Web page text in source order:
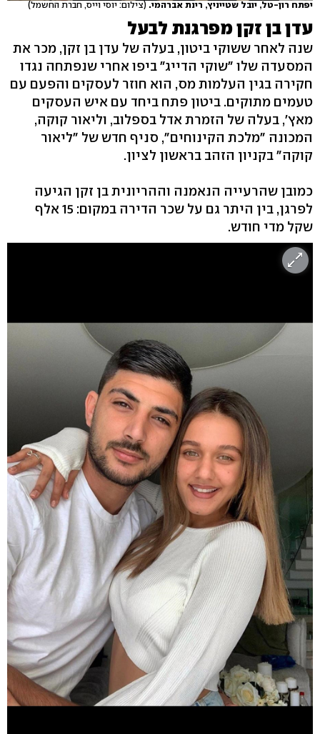
יפתח רון-טל, יובל שטייניץ, רינת אברהמי. (צילום: יוסי וייס, חברת החשמל)
עדן בן זקן מפרגנת לבעל
שנה לאחר ששוקי ביטון, בעלה של עדן בן זקן, מכר את
המסעדה שלו "שוקי הדייג" ביפו אחרי שנפתחה נגדו
חקירה בגין העלמות מס, הוא חוזר לעסקים והפעם עם
טעמים מתוקים. ביטון פתח ביחד עם איש העסקים
מאץ', בעלה של הזמרת אדל בספלוב, וליאור קוקה,
המכונה "מלכת הקינוחים", סניף חדש של "ליאור
קוקה" בקניון הזהב בראשון לציון.
כמובן שהרעייה הנאמנה וההריונית בן זקן הגיעה
לפרגן, בין היתר גם על שכר הדירה במקום: 15 אלף
שקל מדי חודש.